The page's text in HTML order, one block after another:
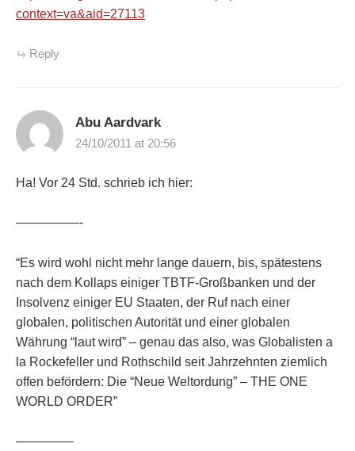
context=va&aid=27113
Reply
Abu Aardvark
24/10/2011 at 20:56
Ha! Vor 24 Std. schrieb ich hier:
—————-
“Es wird wohl nicht mehr lange dauern, bis, spätestens
nach dem Kollaps einiger TBTF-Großbanken und der
Insolvenz einiger EU Staaten, der Ruf nach einer
globalen, politischen Autorität und einer globalen
Währung “laut wird” – genau das also, was Globalisten a
la Rockefeller und Rothschild seit Jahrzehnten ziemlich
offen befördern: Die “Neue Weltordung” – THE ONE
WORLD ORDER”
————–